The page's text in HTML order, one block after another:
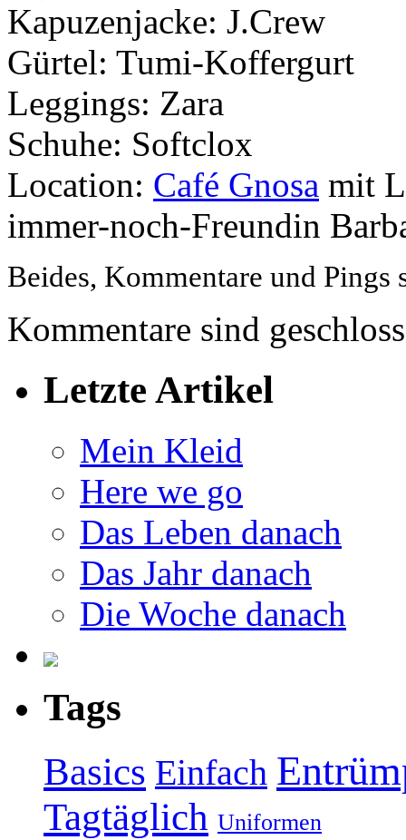
Kapuzenjacke: J.Crew
Gürtel: Tumi-Koffergurt
Leggings: Zara
Schuhe: Softclox
Location: Café Gnosa mit
immer-noch-Freundin
Beides, Kommentare und Pings
Kommentare sind
Letzte Artikel
Mein Kleid
Here we go
Das Leben danach
Das Jahr danach
Die Woche danach
Tags
Basics Einfach
Tagtäglich Uniformen